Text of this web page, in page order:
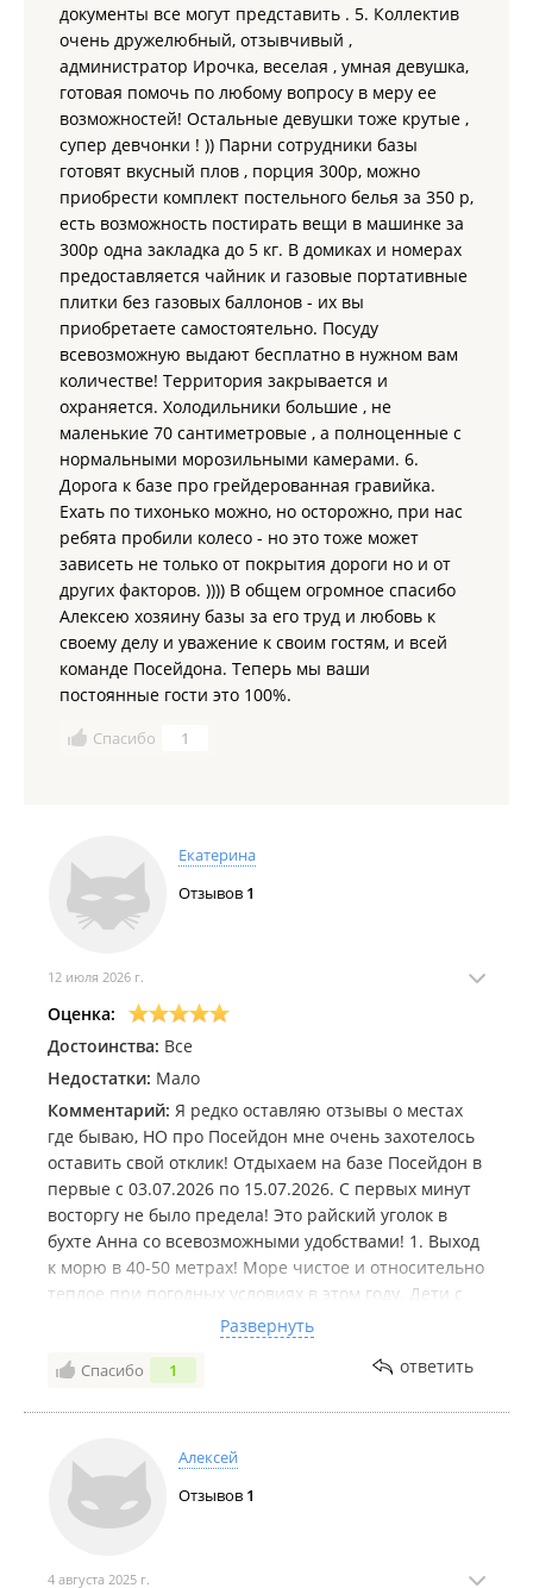
Индивидуальные мангальные зоны возле каждого
домика;
Круглосуточная подача питьевой воды из скважины;
Детский неглубокий бассейн;
Парковка непосредственно у домиков;
Душевые блоки с горячей водой.
Платные предложения:
Экскурсии к островам на катере;
Дайвинг под руководством инструктора;
Аренда постельного белья (350 руб. за комплект);
Прокат пластиковых лодок;
Прокат настольного тенниса и спортивного инвентаря;
Продажа газовых баллонов для плит (150 руб.).
Правила проживания:
Расчетный час:заезд — с 14:00, выезд — до 12:00.
Режим тишины:территория предназначена для
спокойного семейного отдыха. Прослушивание музыки
запрещено. Пребывание шумных компаний и лиц в
состоянии сильного алкогольного опьянения не
допускается.
Дополнительные гости:посещение территории
лицами, не проживающими на базе, возможно только
по предварительному согласованию с
администрацией.
Животные:допускается размещение с собаками
мелких пород (500 руб./сутки).
Бронирование:осуществляется по предоплате. При
отмене бронирования менее чем за 10 дней до заезда
удерживается сумма в размере стоимости одних суток
проживания (от 4 000 до 12 400 руб.). В случае
отсутствия повторной сдачи домика на эти даты, сумма
упущенной выгоды удерживается из задатка.
сфере туристской индустрии.
документы все могут представить . 5. Коллектив
очень дружелюбный, отзывчивый ,
администратор Ирочка, веселая , умная девушка,
готовая помочь по любому вопросу в меру ее
возможностей! Остальные девушки тоже крутые ,
супер девчонки ! )) Парни сотрудники базы
готовят вкусный плов , порция 300р, можно
приобрести комплект постельного белья за 350 р,
есть возможность постирать вещи в машинке за
300р одна закладка до 5 кг. В домиках и номерах
предоставляется чайник и газовые портативные
плитки без газовых баллонов - их вы
приобретаете самостоятельно. Посуду
всевозможную выдают бесплатно в нужном вам
количестве! Территория закрывается и
охраняется. Холодильники большие , не
маленькие 70 сантиметровые , а полноценные с
нормальными морозильными камерами. 6.
Дорога к базе про грейдерованная гравийка.
Ехать по тихонько можно, но осторожно, при нас
ребята пробили колесо - но это тоже может
зависеть не только от покрытия дороги но и от
других факторов. )))) В общем огромное спасибо
Алексею хозяину базы за его труд и любовь к
своему делу и уважение к своим гостям, и всей
команде Посейдона. Теперь мы ваши
постоянные гости это 100%.
Спасибо 1
Екатерина
Отзывов 1
12 июля 2026 г.
Оценка:
Достоинства: Все
Недостатки: Мало
Комментарий: Я редко оставляю отзывы о местах
где бываю, НО про Посейдон мне очень захотелось
оставить свой отклик! Отдыхаем на базе Посейдон в
первые с 03.07.2026 по 15.07.2026. С первых минут
восторгу не было предела! Это райский уголок в
бухте Анна со всевозможными удобствами! 1. Выход
к морю в 40-50 метрах! Море чистое и относительно
теплое при погодных условиях в этом году. Дети с
моря не вылазили ( в солнечные дни). Есть свои
шезлонги которых в общем то всем хватало. 2.
Арендовывали 5 ти местный дом номер 22 и
этаже , три спальных места на втором этаже и 2
спальных места на первом. Минус - двухспальные
кровати в нашем домике были НЕ двуспальные , а
полутораспальные шириной 140 см. Это критично ,
двух взрослых и если не худеньких людей)) Но я
Развернуть
Спасибо 1 ответить
Алексей
Отзывов 1
4 августа 2025 г.